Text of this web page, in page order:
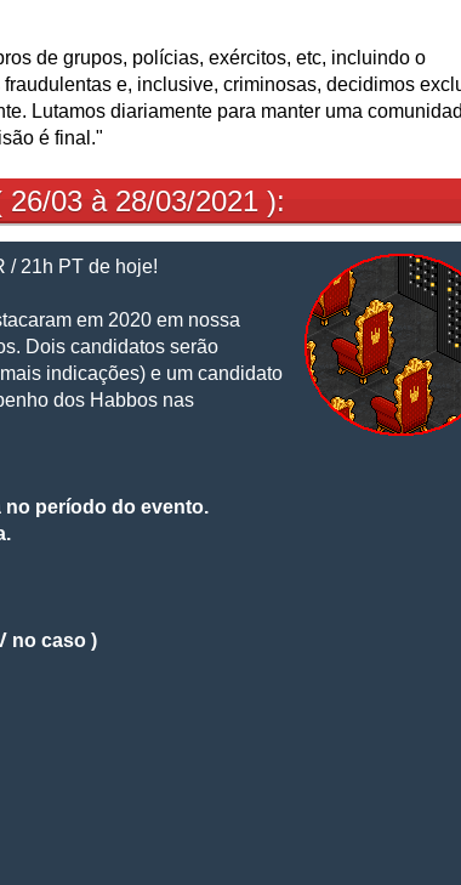
de grupos, polícias, exércitos, etc, incluindo o
e, inclusive, criminosas, decidimos
Lutamos diariamente para manter uma
é final."
26/03 à 28/03/2021 ):
/ 21h PT de hoje!
em 2020 em nossa
Dois candidatos serão
indicações) e um candidato
dos Habbos nas
no período do evento.
no caso )